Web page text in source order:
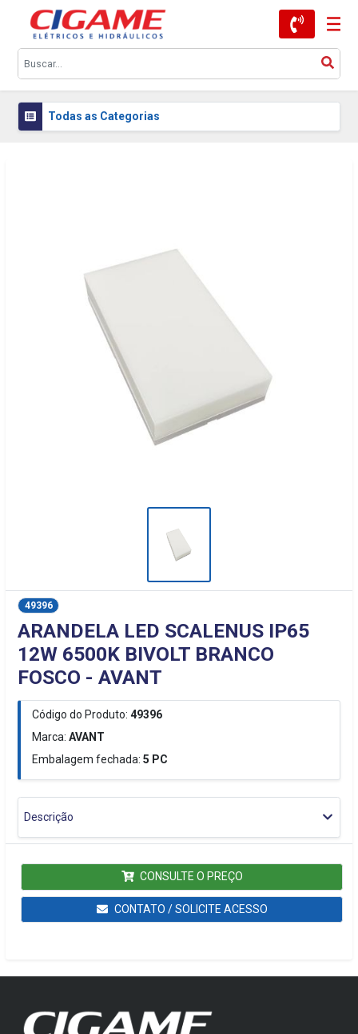
Todas as Categorias
49396
ARANDELA LED SCALENUS IP65
12W 6500K BIVOLT BRANCO
FOSCO - AVANT
Código do Produto: 49396
Marca:AVANT
Embalagem fechada: 5 PC
Descrição
CONSULTE O PREÇO
CONTATO / SOLICITE ACESSO